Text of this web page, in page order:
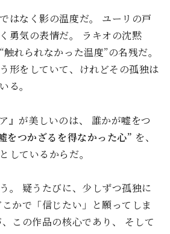
はなく影の温度だ。 ユーリの戸
勇気の表情だ。 ラキオの沈黙
れられなかった温度”の名残だ。
形をしていて、けれどその孤独は
る。
』が美しいのは、 誰かが嘘をつ
をつかざるを得なかった心” を、
しているからだ。
。 疑うたびに、少しずつ孤独に
かで「信じたい」と願ってしま
この作品の核心であり、 そして